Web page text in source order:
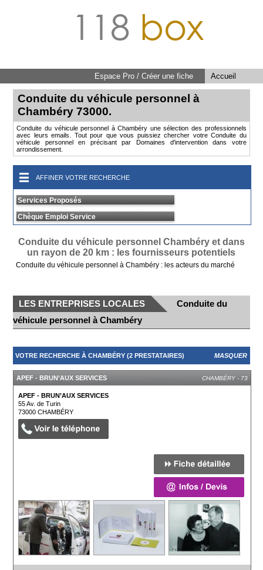
118 box
Accueil
Espace Pro / Créer une fiche
Conduite du véhicule personnel à
Chambéry 73000.
Conduite du véhicule personnel à Chambéry une sélection des professionnels
avec leurs emails. Tout pour que vous puissiez chercher votre Conduite du
véhicule personnel en précisant par Domaines d'intervention dans votre
arrondissement.
AFFINER VOTRE RECHERCHE
Services Proposés
Chèque Emploi Service
Conduite du véhicule personnel Chambéry et dans
un rayon de 20 km : les fournisseurs potentiels
Conduite du véhicule personnel à Chambéry : les acteurs du marché
LES ENTREPRISES LOCALES
Conduite du
véhicule personnel à Chambéry
VOTRE RECHERCHE À CHAMBÉRY (2 PRESTATAIRES) MASQUER
APEF - BRUN’AUX SERVICES CHAMBÉRY - 73
APEF - BRUN’AUX SERVICES
55 Av. de Turin
73000CHAMBÉRY